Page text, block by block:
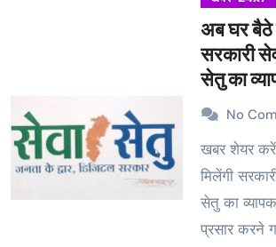
अब घर बैठे
सरकारी
सेतु का
प्रसार करने
होगी मुनादी
No
खबर शेयर करें.. अब घर बैठे
मिलेंगी
सेतु का
प्रसार करने